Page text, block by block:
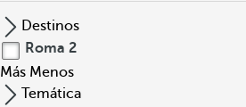
Destinos
Roma 2
Más Menos
Temática